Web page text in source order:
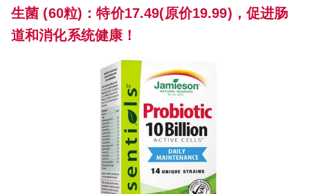
生菌 (60粒)：特价17.49(原价19.99)，促进肠
道和消化系统健康！